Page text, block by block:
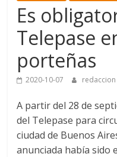
Es
Telepase
porteñas
2020-10-07 redaccion
A partir del 28 de
del Telepase para
ciudad de Buenos
anunciada había sido